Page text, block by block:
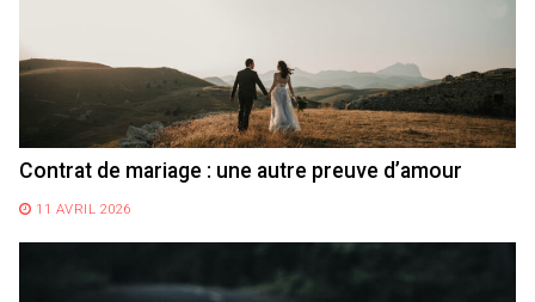
Contrat de mariage : une autre preuve d’amour
11 AVRIL 2026